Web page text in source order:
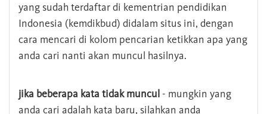
yang sudah terdaftar di kementrian pendidikan
Indonesia (kemdikbud) didalam situs ini, dengan
cara mencari di kolom pencarian ketikkan apa yang
anda cari nanti akan muncul hasilnya.
jika beberapa kata tidak muncul - mungkin yang
anda cari adalah kata baru, silahkan anda